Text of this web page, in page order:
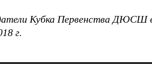
Кубка Первенства ДЮСШ
г.